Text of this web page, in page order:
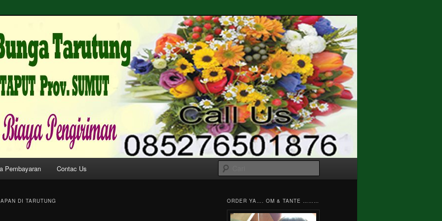
HP/WA
Karangan Bunga Papan Ucapan ke Tarutung & Sekitarnya
Pembayaran Contac Us
DI TARUTUNG ORDER YA…. OM & TANTE ………